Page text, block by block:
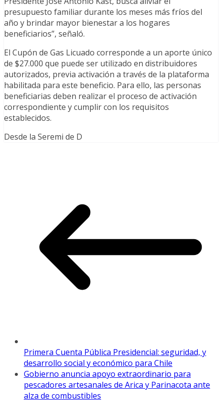
presupuesto familiar durante los meses más fríos del
año y brindar mayor bienestar a los hogares
beneficiarios”, señaló.
El Cupón de Gas Licuado corresponde a un aporte único
de $27.000 que puede ser utilizado en distribuidores
autorizados, previa activación a través de la plataforma
habilitada para este beneficio. Para ello, las personas
beneficiarias deben realizar el proceso de activación
correspondiente y cumplir con los requisitos
establecidos.
Desde la Seremi de D
Primera Cuenta Pública Presidencial: seguridad, y
desarrollo social y económico para Chile
Gobierno anuncia apoyo extraordinario para
pescadores artesanales de Arica y Parinacota ante
alza de combustibles